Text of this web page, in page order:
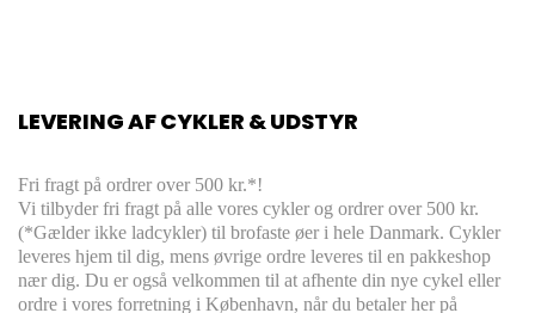
LEVERING AF CYKLER & UDSTYR
Fri fragt på ordrer over 500 kr.*!
Vi tilbyder fri fragt på alle vores cykler og ordrer over 500 kr.
(*Gælder ikke ladcykler) til brofaste øer i hele Danmark. Cykler
leveres hjem til dig, mens øvrige ordre leveres til en pakkeshop
nær dig. Du er også velkommen til at afhente din nye cykel eller
ordre i vores forretning i København, når du betaler her på